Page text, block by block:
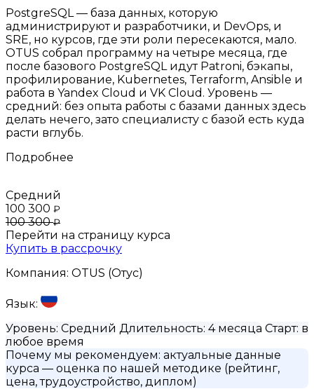
PostgreSQL — база данных, которую
администрируют и разработчики, и DevOps, и
SRE, но курсов, где эти роли пересекаются, мало.
OTUS собрал программу на четыре месяца, где
после базового PostgreSQL идут Patroni, бэкапы,
профилирование, Kubernetes, Terraform, Ansible и
работа в Yandex Cloud и VK Cloud. Уровень —
средний: без опыта работы с базами данных здесь
делать нечего, зато специалисту с базой есть куда
расти вглубь.
Подробнее
Средний
100 300 ₽
100 300₽
Перейти на страницу курса
Купить в рассрочку
Компания: OTUS (Отус)
Язык:
Уровень: Средний Длительность: 4 месяца Старт: в
любое время
Почему мы рекомендуем: актуальные данные
курса — оценка по нашей методике (рейтинг,
цена, трудоустройство, диплом)